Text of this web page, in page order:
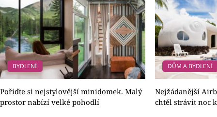
BYDLENÍ
Pořiďte si nejstylovější minidomek. Malý
prostor nabízí velké pohodlí
DŮM A BYDLENÍ
Nejžádanější
chtěl strávit noc